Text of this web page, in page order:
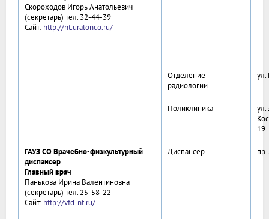
Скороходов Игорь Анатольевич
(секретарь) тел. 32-44-39
Сайт: http://nt.uralonco.ru/
Отделение
радиологии
ул.
Поликлиника
ул.
19
ГАУЗ СО Врачебно-физкультурный
диспансер
Главный врач
Панькова Ирина Валентиновна
(секретарь) тел. 25-58-22
Сайт: http://vfd-nt.ru/
Диспансер